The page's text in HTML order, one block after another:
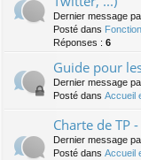
Dernier message
Posté dans
Réponses : 6
Guide pour
Dernier message
Posté dans Accueil
Charte de TP
Dernier message
Posté dans Accueil